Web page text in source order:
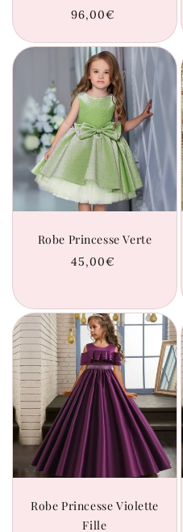
Prix
96,00€
Robe Princesse Verte
Prix
45,00€
Robe Princesse Violette
Fille